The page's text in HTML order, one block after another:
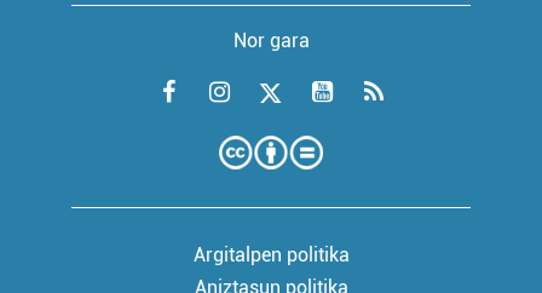
Nor gara
Argitalpen politika
Aniztasun politika